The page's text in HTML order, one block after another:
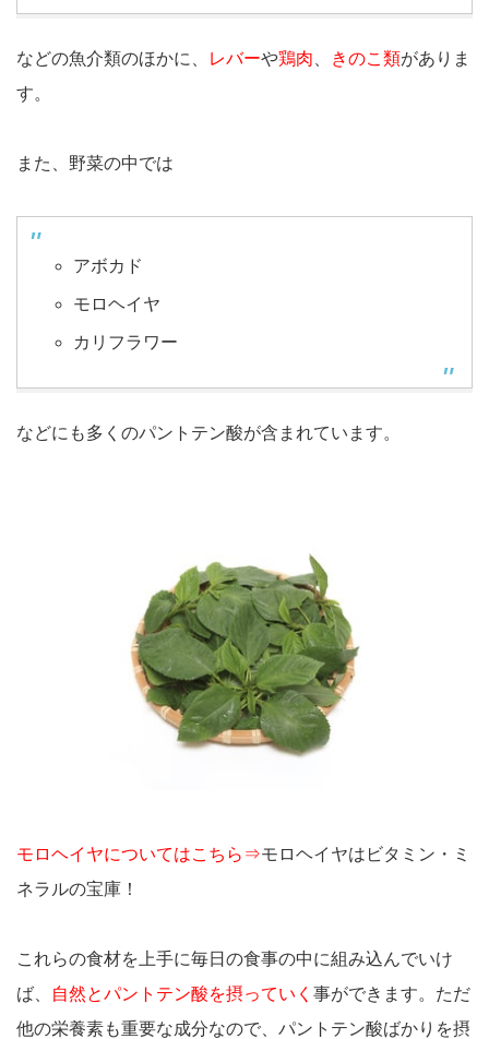
などの魚介類のほかに、 レバーや鶏肉 きのこ類がありま
す。
また、野菜の中では
アボカド
モロヘイヤ
カリフラワー
などにも多くのパントテン酸が含まれています。
モロヘイヤについてはこちら⇒モロヘイヤはビタミン・ミ
ネラルの宝庫！
これらの食材を上手に毎日の食事の中に組み込んでいけ
ば、
自然とパントテン酸を摂っていく 事ができます。ただ
他の栄養素も重要な成分なので、パントテン酸ばかりを摂